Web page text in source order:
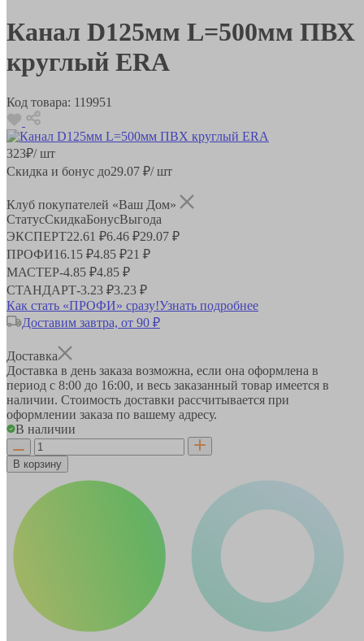
Канал D125мм L=500мм ПВХ
круглый ERA
Код товара: 119951
323₽/ шт
Скидка и бонус до29.07 ₽/ шт
Клуб покупателей «Ваш Дом»
СтатусСкидкаБонусВыгода
ЭКСПЕРТ22.61 ₽6.46 ₽29.07 ₽
ПРОФИ16.15 ₽4.85 ₽21 ₽
МАСТЕР-4.85 ₽4.85 ₽
СТАНДАРТ-3.23 ₽3.23 ₽
Как стать «ПРОФИ» сразу!Узнать подробнее
Доставим завтра, от 90 ₽
Доставка
Доставка в день заказа возможна, если она оформлена в
период с 8:00 до 16:00, и весь заказанный товар имеется в
наличии. Стоимость доставки рассчитывается при
оформлении заказа по вашему адресу.
В наличии
В корзину